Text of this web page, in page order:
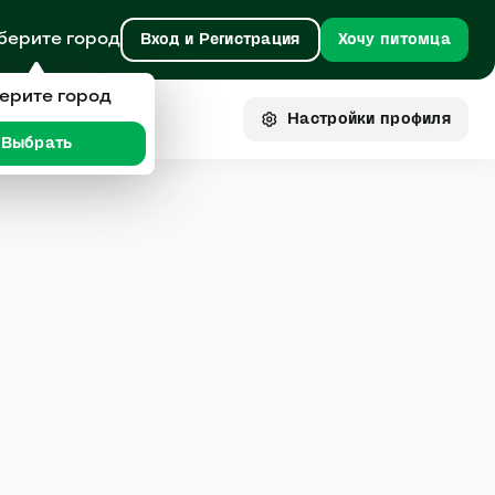
город Вход и Регистрация Хочу питомца
Настройки профиля
город
Выбрать